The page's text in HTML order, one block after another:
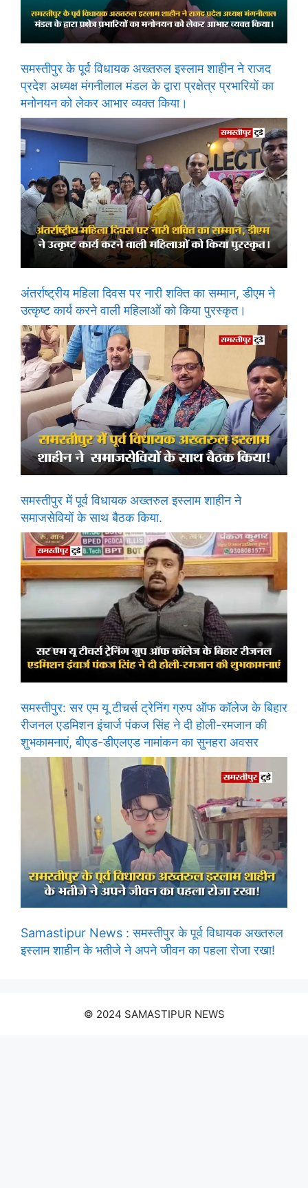
समस्तीपुर के पूर्व विधायक अख्तरुल इस्लाम शाहीन ने राजद
प्रदेश अध्यक्ष मंगनीलाल मंडल के द्वारा प्रक्षेत्र प्रभारियों का
मनोनयन को लेकर आभार व्यक्त किया।
अंतर्राष्ट्रीय महिला दिवस पर नारी शक्ति का सम्मान, डीएम ने
उत्कृष्ट कार्य करने वाली महिलाओं को किया पुरस्कृत।
समस्तीपुर में पूर्व विधायक अख्तरुल इस्लाम शाहीन ने
समाजसेवियों के साथ बैठक किया.
समस्तीपुर: सर एम यू टीचर्स ट्रेनिंग ग्रुप ऑफ कॉलेज के बिहार
रीजनल एडमिशन इंचार्ज पंकज सिंह ने दी होली-रमजान की
शुभकामनाएं, बीएड-डीएलएड नामांकन का सुनहरा अवसर
Samastipur News : समस्तीपुर के पूर्व विधायक अख्तरुल
इस्लाम शाहीन के भतीजे ने अपने जीवन का पहला रोजा रखा!
© 2024 SAMASTIPUR NEWS